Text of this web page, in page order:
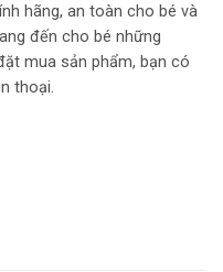
hãng, an toàn cho bé và
đến cho bé những
mua sản phẩm, bạn có
thoại.